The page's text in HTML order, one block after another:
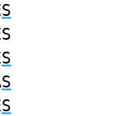
S
S
S
S